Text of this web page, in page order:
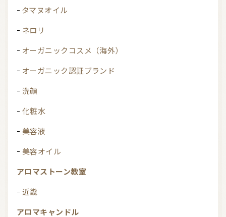
タマヌオイル
ネロリ
オーガニックコスメ（海外）
オーガニック認証ブランド
洗顔
化粧水
美容液
美容オイル
アロマストーン教室
近畿
アロマキャンドル